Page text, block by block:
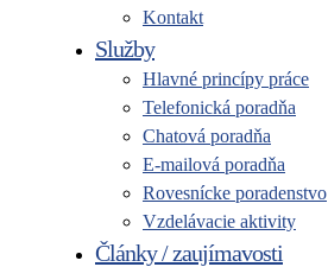
Kontakt
Služby
Hlavné princípy práce
Telefonická poradňa
Chatová poradňa
E-mailová poradňa
Rovesnícke poradenstvo
Vzdelávacie aktivity
Články / zaujímavosti